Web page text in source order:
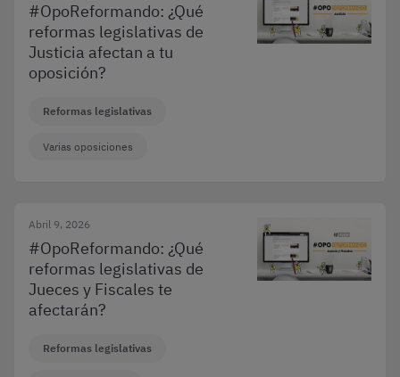
#OpoReformando: ¿Qué
reformas legislativas de
Justicia afectan a tu
oposición?
Reformas legislativas
Varias oposiciones
Abril 9, 2026
#OpoReformando: ¿Qué
reformas legislativas de
Jueces y Fiscales te
afectarán?
Reformas legislativas